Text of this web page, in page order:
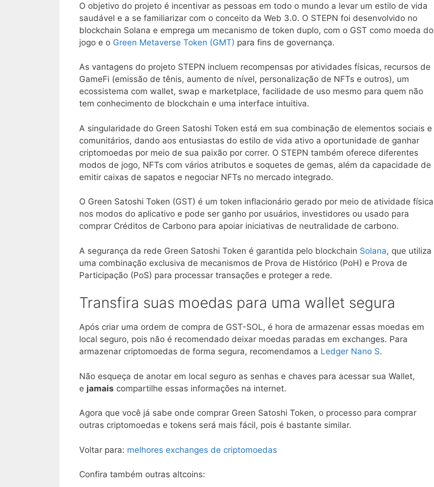
O objetivo do projeto é incentivar as pessoas em todo o mundo a levar um estilo de vida
saudável e a se familiarizar com o conceito da Web 3.0. O STEPN foi desenvolvido no
blockchain Solana e emprega um mecanismo de token duplo, com o GST como moeda do
jogo e o Green Metaverse Token (GMT) para fins de governança.
As vantagens do projeto STEPN incluem recompensas por atividades físicas, recursos de
GameFi (emissão de tênis, aumento de nível, personalização de NFTs e outros), um
ecossistema com wallet, swap e marketplace, facilidade de uso mesmo para quem não
tem conhecimento de blockchain e uma interface intuitiva.
A singularidade do Green Satoshi Token está em sua combinação de elementos sociais e
comunitários, dando aos entusiastas do estilo de vida ativo a oportunidade de ganhar
criptomoedas por meio de sua paixão por correr. O STEPN também oferece diferentes
modos de jogo, NFTs com vários atributos e soquetes de gemas, além da capacidade de
emitir caixas de sapatos e negociar NFTs no mercado integrado.
O Green Satoshi Token (GST) é um token inflacionário gerado por meio de atividade física
nos modos do aplicativo e pode ser ganho por usuários, investidores ou usado para
comprar Créditos de Carbono para apoiar iniciativas de neutralidade de carbono.
A segurança da rede Green Satoshi Token é garantida pelo blockchain Solana, que utiliza
uma combinação exclusiva de mecanismos de Prova de Histórico (PoH) e Prova de
Participação (PoS) para processar transações e proteger a rede.
Transfira suas moedas para uma wallet segura
Após criar uma ordem de compra de GST-SOL, é hora de armazenar essas moedas em
local seguro, pois não é recomendado deixar moedas paradas em exchanges. Para
armazenar criptomoedas de forma segura, recomendamos a Ledger Nano S.
Não esqueça de anotar em local seguro as senhas e chaves para acessar sua Wallet,
e jamais compartilhe essas informações na internet.
Agora que você já sabe onde comprar Green Satoshi Token, o processo para comprar
outras criptomoedas e tokens será mais fácil, pois é bastante similar.
Voltar para: melhores exchanges de criptomoedas
Confira também outras altcoins: